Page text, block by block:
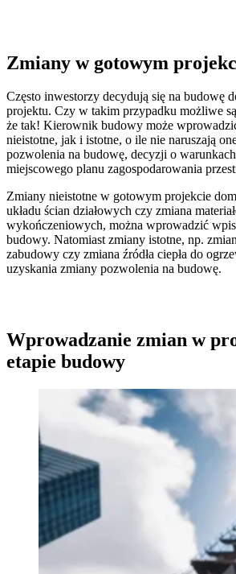
Zmiany w gotowym
Często inwestorzy decydują się na budowę
projektu. Czy w takim przypadku możliwe
że tak! Kierownik budowy może
nieistotne, jak i istotne, o ile nie naruszają
pozwolenia na budowę, decyzji o
miejscowego planu zagospodarowania
Zmiany nieistotne w gotowym projekcie
układu ścian działowych czy zmiana
wykończeniowych, można wprowadzić
budowy. Natomiast zmiany istotne, np.
zabudowy czy zmiana źródła ciepła do
uzyskania zmiany pozwolenia na budowę.
Wprowadzanie zmian w
etapie budowy